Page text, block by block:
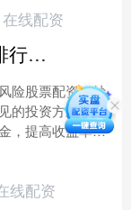
在线配资
炒股配资平台排行榜：助你稳健投资，轻松获利
险股票配资，炒
的投资方式。它
，提高收益率。
炒股配资平台至
和....
线配资